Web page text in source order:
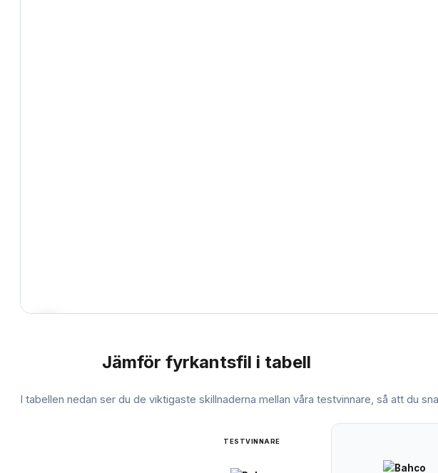
Jämför fyrkantsfil i tabell
I tabellen nedan ser du de viktigaste skillnaderna mellan våra testvinnare, så att du
TESTVINNARE